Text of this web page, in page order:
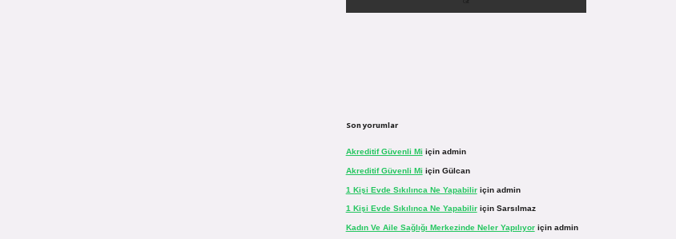
Son yorumlar
Akreditif Güvenli Mi için admin
Akreditif Güvenli Mi için Gülcan
1 Kişi Evde Sıkılınca Ne Yapabiliriçin admin
1 Kişi Evde Sıkılınca Ne Yapabiliriçin Sarsılmaz
Kadın Ve Aile Sağlığı Merkezinde Neler Yapılıyoriçin admin